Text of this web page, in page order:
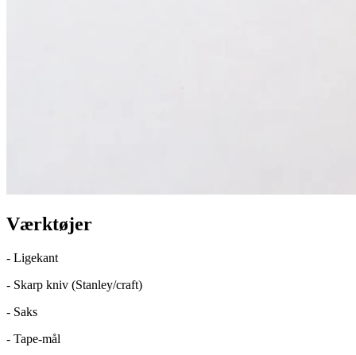
Værktøjer
- Ligekant
- Skarp kniv (Stanley/craft)
- Saks
- Tape-mål